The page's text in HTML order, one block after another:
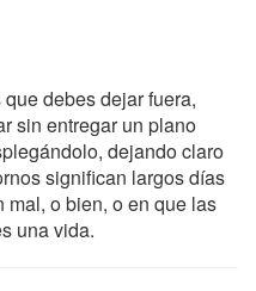
debes dejar fuera,
sin entregar un plano
dejando claro
significan largos días
o bien, o en que las
una vida.